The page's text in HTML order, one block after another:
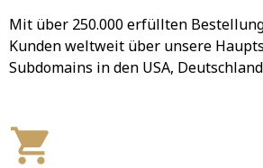
Mit über 250.000 erfüllten
Kunden weltweit über unsere
Subdomains in den USA,